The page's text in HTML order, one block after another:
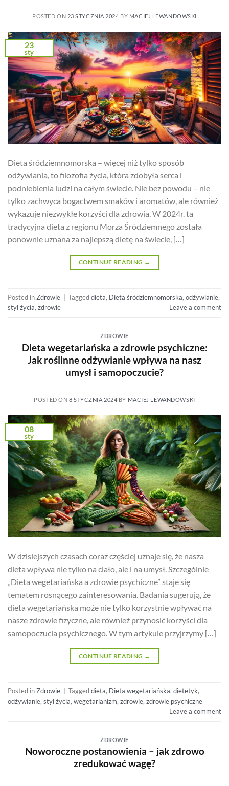
POSTED ON 23 STYCZNIA 2024 BY MACIEJ LEWANDOWSKI
23
sty
Dieta śródziemnomorska – więcej niż tylko sposób
odżywiania, to filozofia życia, która zdobyła serca i
podniebienia ludzi na całym świecie. Nie bez powodu – nie
tylko zachwyca bogactwem smaków i aromatów, ale również
wykazuje niezwykłe korzyści dla zdrowia. W 2024r. ta
tradycyjna dieta z regionu Morza Śródziemnego została
ponownie uznana za najlepszą dietę na świecie, […]
CONTINUE READING →
Posted inZdrowie Taggeddieta, Dieta śródziemnomorska, odżywianie,
styl życia, zdrowie Leave a comment
ZDROWIE
Dieta wegetariańska a zdrowie psychiczne:
Jak roślinne odżywianie wpływa na nasz
umysł i samopoczucie?
POSTED ON 8 STYCZNIA 2024 BY MACIEJ LEWANDOWSKI
08
sty
W dzisiejszych czasach coraz częściej uznaje się, że nasza
dieta wpływa nie tylko na ciało, ale i na umysł. Szczególnie
„Dieta wegetariańska a zdrowie psychiczne” staje się
tematem rosnącego zainteresowania. Badania sugerują, że
dieta wegetariańska może nie tylko korzystnie wpływać na
nasze zdrowie fizyczne, ale również przynosić korzyści dla
samopoczucia psychicznego. W tym artykule przyjrzymy […]
CONTINUE READING →
Posted inZdrowie Taggeddieta, Dieta wegetariańska, dietetyk,
odżywianie, styl życia, wegetarianizm, zdrowie, zdrowie psychiczne
Leave a comment
ZDROWIE
Noworoczne postanowienia – jak zdrowo
zredukować wagę?